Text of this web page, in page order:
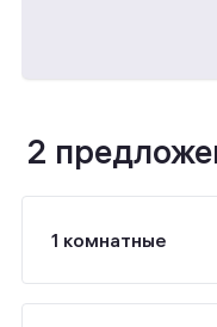
2
1 комнатные